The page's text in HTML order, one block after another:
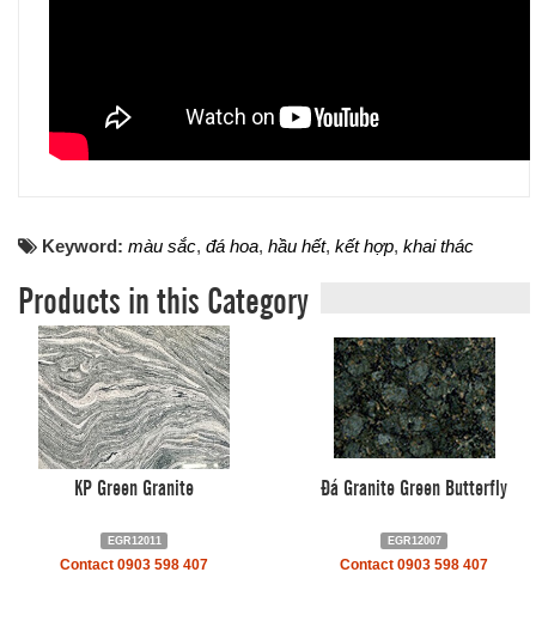
Keyword: màu sắc, đá hoa, hầu hết, kết hợp, khai thác
Products in this Category
KP Green Granite
EGR12011
Contact 0903 598 407
Đá Granite Green Butterfly
EGR12007
Contact 0903 598 407